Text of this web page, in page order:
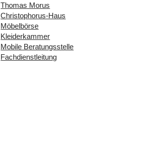
Thomas Morus
Christophorus-Haus
Möbelbörse
Kleiderkammer
Mobile Beratungsstelle
Fachdienstleitung